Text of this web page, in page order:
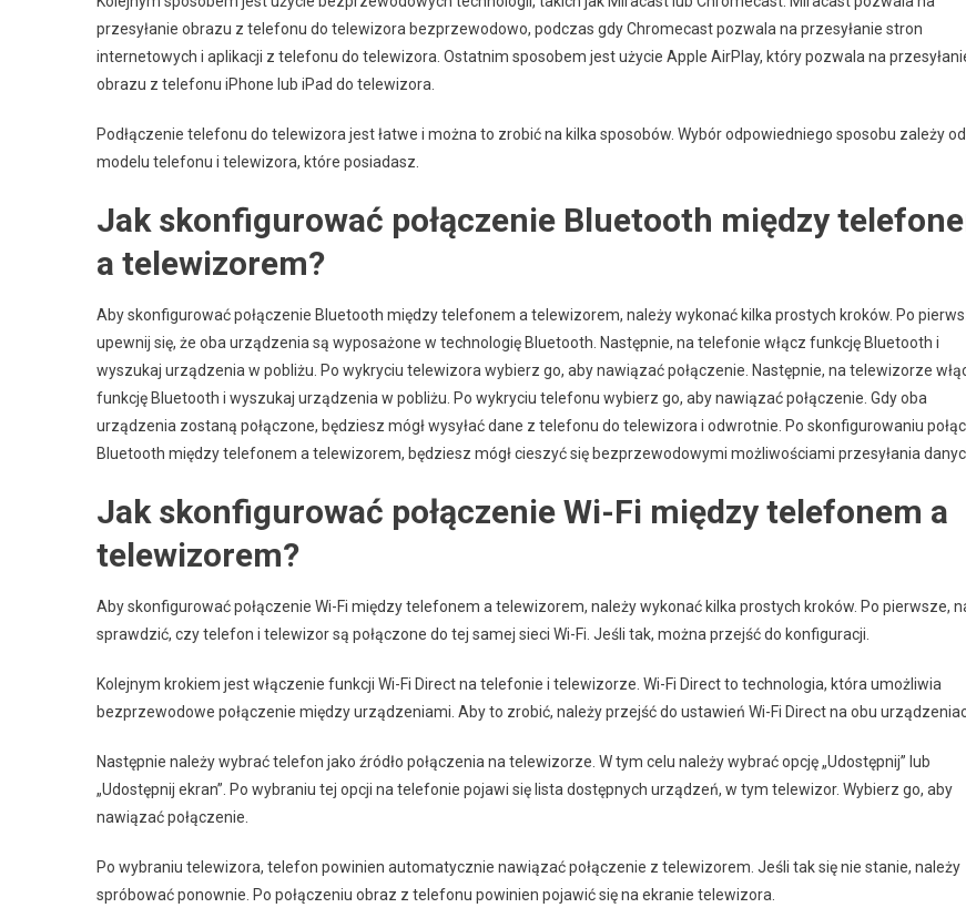
przesyłanie obrazu z telefonu do telewizora bezprzewodowo, podczas gdy Chromecast pozwala na przesyłanie stron
internetowych i aplikacji z telefonu do telewizora. Ostatnim sposobem jest użycie Apple AirPlay, który pozwala na
obrazu z telefonu iPhone lub iPad do telewizora.
Podłączenie telefonu do telewizora jest łatwe i można to zrobić na kilka sposobów. Wybór odpowiedniego sposobu zależy od
modelu telefonu i telewizora, które posiadasz.
Jak skonfigurować połączenie Bluetooth między
a telewizorem?
Aby skonfigurować połączenie Bluetooth między telefonem a telewizorem, należy wykonać kilka prostych kroków. Po
upewnij się, że oba urządzenia są wyposażone w technologię Bluetooth. Następnie, na telefonie włącz funkcję Bluetooth i
wyszukaj urządzenia w pobliżu. Po wykryciu telewizora wybierz go, aby nawiązać połączenie. Następnie, na telewizorze
funkcję Bluetooth i wyszukaj urządzenia w pobliżu. Po wykryciu telefonu wybierz go, aby nawiązać połączenie. Gdy oba
urządzenia zostaną połączone, będziesz mógł wysyłać dane z telefonu do telewizora i odwrotnie. Po skonfigurowaniu
Bluetooth między telefonem a telewizorem, będziesz mógł cieszyć się bezprzewodowymi możliwościami przesyłania
Jak skonfigurować połączenie Wi-Fi między telefonem a
telewizorem?
Aby skonfigurować połączenie Wi-Fi między telefonem a telewizorem, należy wykonać kilka prostych kroków. Po pierwsze,
sprawdzić, czy telefon i telewizor są połączone do tej samej sieci Wi-Fi. Jeśli tak, można przejść do konfiguracji.
Kolejnym krokiem jest włączenie funkcji Wi-Fi Direct na telefonie i telewizorze. Wi-Fi Direct to technologia, która umożliwia
bezprzewodowe połączenie między urządzeniami. Aby to zrobić, należy przejść do ustawień Wi-Fi Direct na obu
Następnie należy wybrać telefon jako źródło połączenia na telewizorze. W tym celu należy wybrać opcję „Udostępnij” lub
„Udostępnij ekran”. Po wybraniu tej opcji na telefonie pojawi się lista dostępnych urządzeń, w tym telewizor. Wybierz go, aby
nawiązać połączenie.
Po wybraniu telewizora, telefon powinien automatycznie nawiązać połączenie z telewizorem. Jeśli tak się nie stanie, należy
spróbować ponownie. Po połączeniu obraz z telefonu powinien pojawić się na ekranie telewizora.